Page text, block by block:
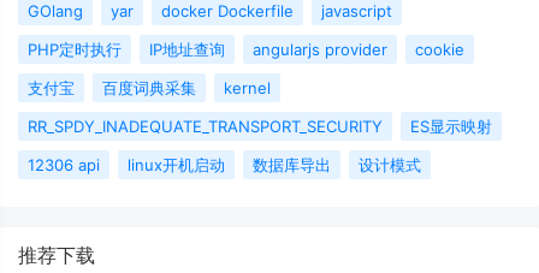
GOlang
yar docker Dockerfile
javascript
PHP定时执行
IP地址查询 angularjs provider
cookie
支付宝
百度词典采集
kernel
RR_SPDY_INADEQUATE_TRANSPORT_SECURITY
ES显示映射
12306 api
linux开机启动 数据库导出 设计模式
推荐下载